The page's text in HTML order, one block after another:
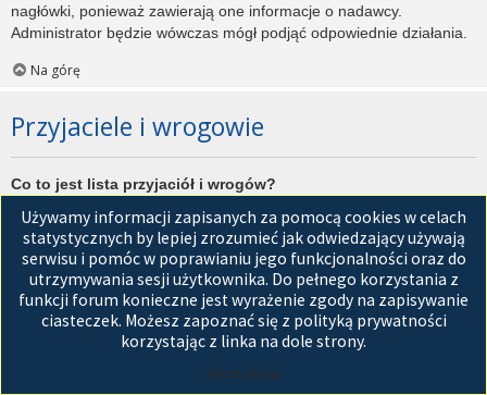
nagłówki, ponieważ zawierają one informacje o nadawcy.
Administrator będzie wówczas mógł podjąć odpowiednie działania.
Na górę
Przyjaciele i wrogowie
Co to jest lista przyjaciół i wrogów?
użytkowników witryny. Użytkownicy dodani do listy przyjaciół będą
wyświetleni na karciePrzyjacieleznajdującej się w panelu
zarządzania kontem. Z tego poziomu można szybko sprawdzić ich
status, a także wysłać prywatną wiadomość. Zależnie od
używanego stylu witryny, posty tych użytkowników mogą być
wyróżniane. Jeśli użytkownik zostanie dodany do listy wrogów,
Używamy informacji zapisanych za pomocą cookies w celach
statystycznych by lepiej zrozumieć jak odwiedzający używają
serwisu i pomóc w poprawianiu jego funkcjonalności oraz do
utrzymywania sesji użytkownika. Do pełnego korzystania z
funkcji forum konieczne jest wyrażenie zgody na zapisywanie
ciasteczek. Możesz zapoznać się z polityką prywatności
korzystając z linka na dole strony.
Akceptuję